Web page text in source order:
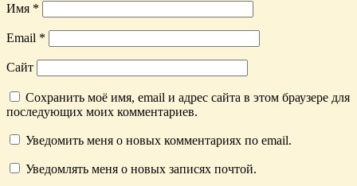
Имя *
Email *
Сайт
Сохранить моё имя, email и адрес сайта в этом браузере для
последующих моих комментариев.
Уведомить меня о новых комментариях по email.
Уведомлять меня о новых записях почтой.